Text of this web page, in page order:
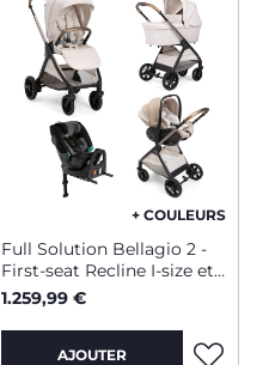
+ COULEURS
Full Solution Bellagio 2 -
First-seat Recline I-size et
Fullseat 360 avec base
1.259,99 €
AJOUTER